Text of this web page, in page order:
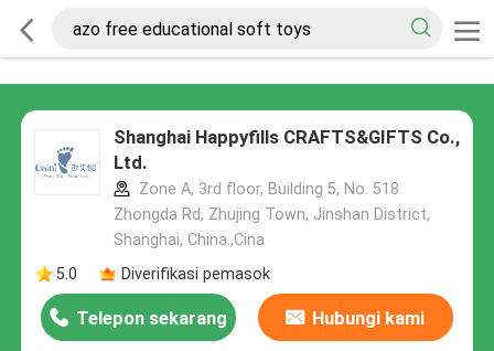
Shanghai Happyfills CRAFTS&GIFTS Co.,
Ltd.
Zone A, 3rd floor, Building 5, No. 518
Zhongda Rd, Zhujing Town, Jinshan District,
Shanghai, China.,Cina
5.0
Diverifikasi pemasok
Telepon sekarang Hubungi kami